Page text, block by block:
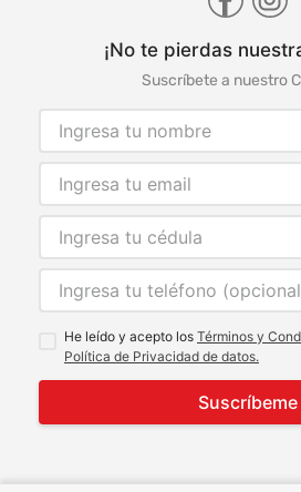
¡No te pierdas
Suscríbete a nuestro
He leído y acepto los Términos y
Política de Privacidad de datos.
Suscríbeme